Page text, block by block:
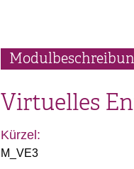
Virtuelles
Kürzel:
M_VE3